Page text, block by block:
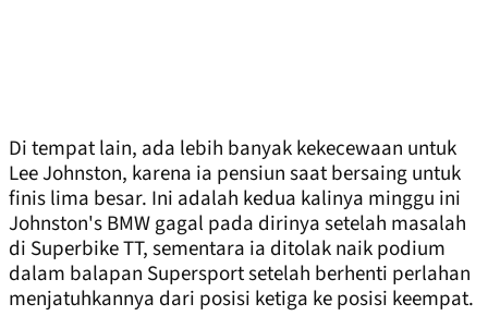
Di tempat lain, ada lebih banyak kekecewaan untuk
Lee Johnston, karena ia pensiun saat bersaing untuk
finis lima besar. Ini adalah kedua kalinya minggu ini
Johnston's BMW gagal pada dirinya setelah masalah
di Superbike TT, sementara ia ditolak naik podium
dalam balapan Supersport setelah berhenti perlahan
menjatuhkannya dari posisi ketiga ke posisi keempat.